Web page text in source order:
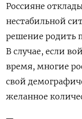
Россияне
нестабильной
решение родить
В случае, если
время, многие
свой
желанное